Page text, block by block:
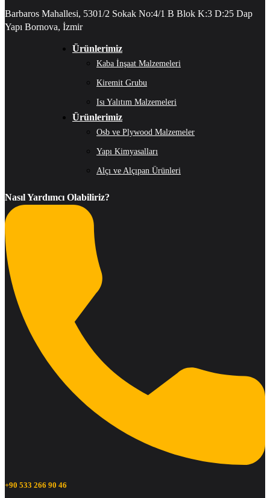
Barbaros Mahallesi, 5301/2 Sokak No:4/1 B Blok K:3 D:25 Dap
Yapı Bornova, İzmir
Ürünlerimiz
Kaba İnşaat Malzemeleri
Kiremit Grubu
Isı Yalıtım Malzemeleri
Ürünlerimiz
Osb ve Plywood Malzemeler
Yapı Kimyasalları
Alçı ve Alçıpan Ürünleri
Nasıl Yardımcı Olabiliriz?
+90 533 266 90 46